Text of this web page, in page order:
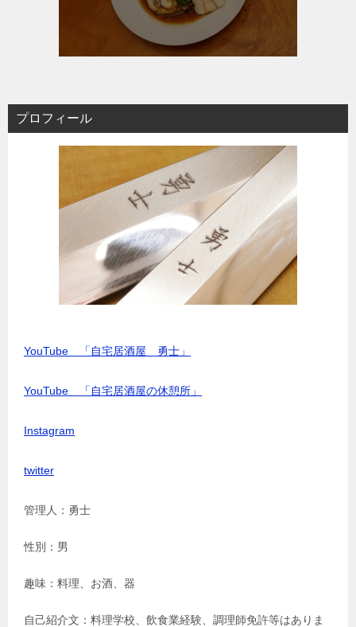
プロフィール
YouTube 「自宅居酒屋 勇士」
YouTube 「自宅居酒屋の休憩所」
Instagram
twitter
管理人：勇士
性別：男
趣味：料理、お酒、器
自己紹介文：料理学校、飲食業経験、調理師免許等はありま